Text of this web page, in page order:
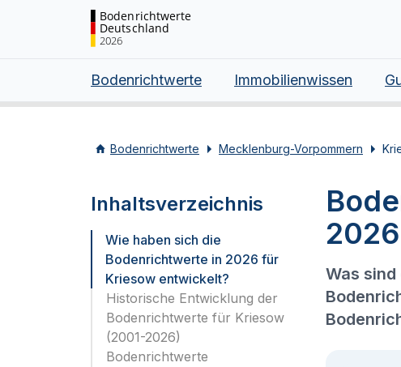
Bodenrichtwerte
Deutschland
2026
Bodenrichtwerte Immobilienwissen
Bodenrichtwerte Mecklenburg-Vorpommern
Inhaltsverzeichnis
Wie haben sich die
Bodenrichtwerte in 2026 für
Kriesow entwickelt?
Historische Entwicklung der
Bodenrichtwerte für Kriesow
(2001-2026)
Bodenrichtwerte
2026
Was